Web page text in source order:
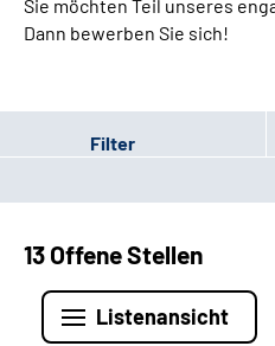
Sie möchten Teil unseres
Dann bewerben Sie sich!
Filter
13 Offene Stellen
Listenansicht